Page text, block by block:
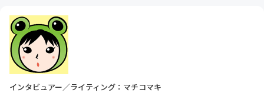
インタビュアー／ライティング：マチコマキ